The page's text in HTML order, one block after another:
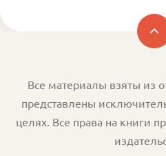
Все материалы взяты из
представлены
целях. Все права на книги